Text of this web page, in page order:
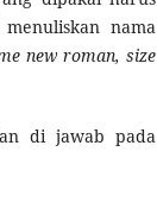
nama
new roman, size
di jawab pada